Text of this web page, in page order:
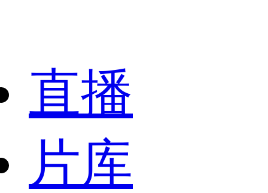
直播
片库